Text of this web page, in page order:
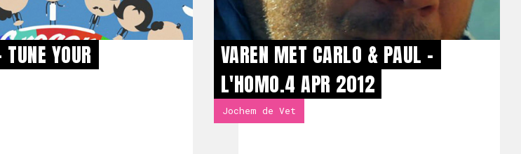
YOUR
VAREN MET CARLO & PAUL -
L'HOMO.4 APR 2012
Jochem de Vet